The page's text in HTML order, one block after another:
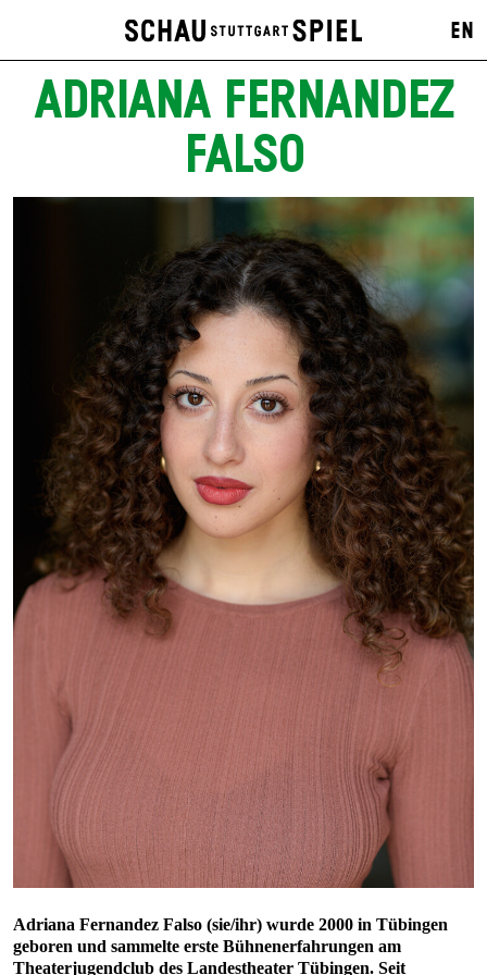
EN
ADRIANA FERNANDEZ
FALSO
Adriana Fernandez Falso (sie/ihr) wurde 2000 in Tübingen
geboren und sammelte erste Bühnenerfahrungen am
Theaterjugendclub des Landestheater Tübingen. Seit